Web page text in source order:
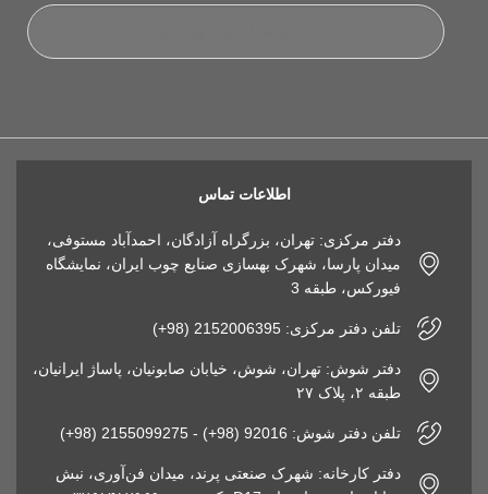
اطلاعات تماس
دفتر مرکزی: تهران، بزرگراه آزادگان، احمدآباد مستوفی،
میدان پارسا، شهرک بهسازی صنایع چوب ایران، نمایشگاه
فیورکس، طبقه 3
تلفن دفتر مرکزی: 2152006395 (98+)
دفتر شوش: تهران، شوش، خیابان صابونیان، پاساژ ایرانیان،
طبقه ۲، پلاک ۲۷
تلفن دفتر شوش: 92016 (98+) - 2155099275 (98+)
دفتر کارخانه: شهرک صنعتی پرند، میدان فن‌آوری، نبش